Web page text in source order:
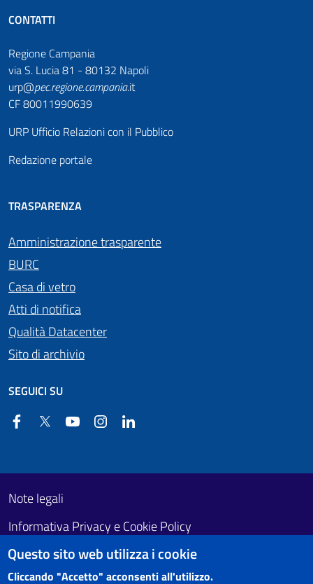
CONTATTI
Regione Campania
via S. Lucia 81 - 80132 Napoli
urp@pec.regione.campania.it
CF 80011990639
URP Ufficio Relazioni con il Pubblico
Redazione portale
TRASPARENZA
Amministrazione trasparente
BURC
Casa di vetro
Atti di notifica
Qualità Datacenter
Sito di archivio
SEGUICI SU
FacebookTwitter YouTube Instagram
Footer First
Useful links section
Note legali
Informativa Privacy e Cookie Policy
Obiettivi di accessibilità
Questo sito web utilizza i cookie
Cliccando "Accetto" acconsenti all'utilizzo.